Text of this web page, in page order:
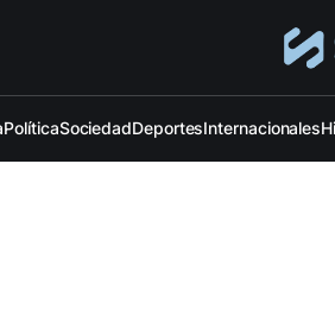
PolíticaSociedadDeportesInternacionales